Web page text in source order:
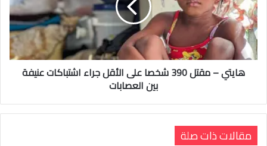
هايتي – مقتل 390 شخصا على الأقل جراء اشتباكات عنيفة
بين العصابات
مقالات ذات صلة